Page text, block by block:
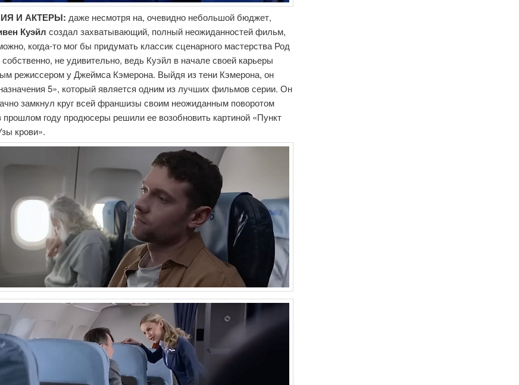
И АКТЕРЫ: даже несмотря на, очевидно небольшой бюджет,
Куэйл создал захватывающий, полный неожиданностей фильм,
когда-то мог бы придумать классик сценарного мастерства Род
не удивительно, ведь Куэйл в начале своей карьеры
режиссером у Джеймса Кэмерона. Выйдя из тени Кэмерона, он
5», который является одним из лучших фильмов серии. Он
замкнул круг всей франшизы своим неожиданным поворотом
прошлом году продюсеры решили ее возобновить картиной «Пункт
крови».